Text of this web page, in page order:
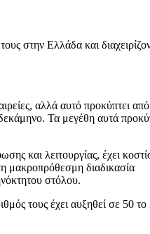
στην Ελλάδα και
αλλά αυτό προκύπτει
Τα μεγέθη αυτά
και λειτουργίας, έχει
μακροπρόθεσμη διαδικασία
στόλου.
τους έχει αυξηθεί σε 50